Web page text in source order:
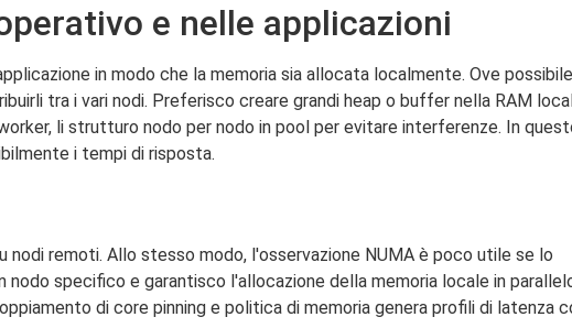
e nelle applicazioni
in modo che la memoria sia allocata localmente. Ove
tra i vari nodi. Preferisco creare grandi heap o buffer nella RAM
li strutturo nodo per nodo in pool per evitare interferenze. In
i tempi di risposta.
remoti. Allo stesso modo, l'osservazione NUMA è poco utile se lo
specifico e garantisco l'allocazione della memoria locale in
di core pinning e politica di memoria genera profili di latenza